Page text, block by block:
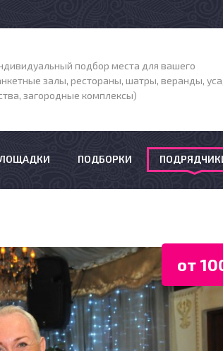
подбор места для вашего
залы, рестораны, шатры, веранды,
загородные комплексы)
ПОДБОРКИ
от